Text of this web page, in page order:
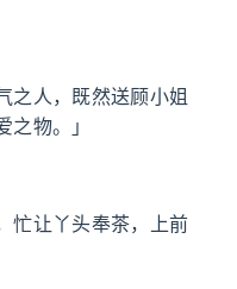
之人，既然送顾小姐
物。」
忙让丫头奉茶，上前